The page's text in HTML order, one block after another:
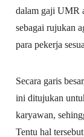
dalam gaji UMR
sebagai rujukan
para pekerja
Secara garis
ini ditujukan
karyawan,
Tentu hal